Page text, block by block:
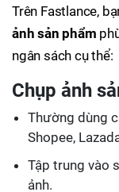
Trên Fastlance,
ảnh sản phẩm
ngân sách cụ thể:
Chụp ảnh
Thường dùng
Shopee,
Tập trung vào
ảnh.